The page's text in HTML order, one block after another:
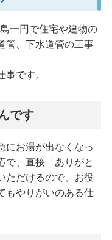
一円で住宅や建物の
管、下水道管の工事
です。
です
にお湯が出なくなっ
で、直接「ありがと
ただけるので、お役
もやりがいのある仕